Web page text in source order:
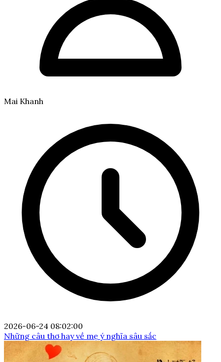
Mai Khanh
2026-06-24 08:02:00
Những câu thơ hay về mẹ ý nghĩa sâu sắc